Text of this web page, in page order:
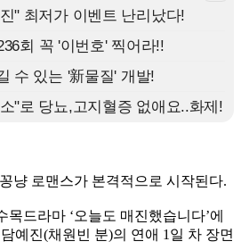
냥 로맨스가 본격적으로 시작된다.
목드라마 ‘오늘도 매진했습니다’에
예진(채원빈 분)의 연애 1일 차 장면